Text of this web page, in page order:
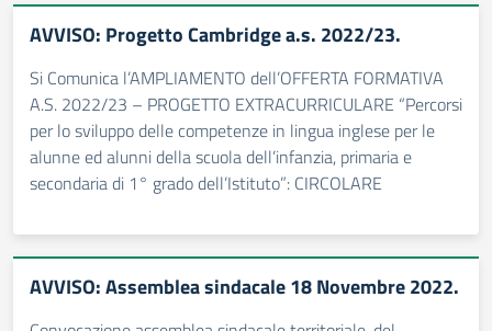
AVVISO: Progetto Cambridge a.s. 2022/23.
Si Comunica l’AMPLIAMENTO dell’OFFERTA FORMATIVA
A.S. 2022/23 – PROGETTO EXTRACURRICULARE “Percorsi
per lo sviluppo delle competenze in lingua inglese per le
alunne ed alunni della scuola dell’infanzia, primaria e
secondaria di 1° grado dell’Istituto”: CIRCOLARE
AVVISO: Assemblea sindacale 18 Novembre 2022.